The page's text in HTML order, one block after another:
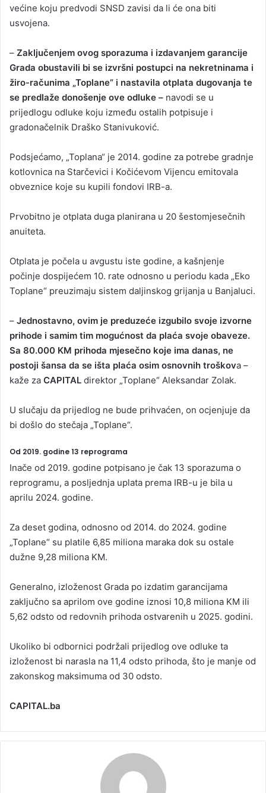
većine koju predvodi SNSD zavisi da li će ona biti
usvojena.
– Zaključenjem ovog sporazuma i izdavanjem garancije
Grada obustavili bi se izvršni postupci na nekretninama i
žiro-računima „Toplane” i nastavila otplata dugovanja te
se predlaže donošenje ove odluke – navodi se u
prijedlogu odluke koju između ostalih potpisuje i
gradonačelnik Draško Stanivuković.
Podsjećamo, „Toplana“ je 2014. godine za potrebe gradnje
kotlovnica na Starčevici i Kočićevom Vijencu emitovala
obveznice koje su kupili fondovi IRB-a.
Prvobitno je otplata duga planirana u 20 šestomjesečnih
anuiteta.
Otplata je počela u avgustu iste godine, a kašnjenje
počinje dospijećem 10. rate odnosno u periodu kada „Eko
Toplane“ preuzimaju sistem daljinskog grijanja u Banjaluci.
– Jednostavno, ovim je preduzeće izgubilo svoje izvorne
prihode i samim tim mogućnost da plaća svoje obaveze.
Sa 80.000 KM prihoda mjesečno koje ima danas, ne
postoji šansa da se išta plaća osim osnovnih troškova –
kaže za CAPITAL direktor „Toplane“ Aleksandar Zolak.
U slučaju da prijedlog ne bude prihvaćen, on ocjenjuje da
bi došlo do stečaja „Toplane“.
Od 2019. godine 13 reprograma
Inače od 2019. godine potpisano je čak 13 sporazuma o
reprogramu, a posljednja uplata prema IRB-u je bila u
aprilu 2024. godine.
Za deset godina, odnosno od 2014. do 2024. godine
„Toplane“ su platile 6,85 miliona maraka dok su ostale
dužne 9,28 miliona KM.
Generalno, izloženost Grada po izdatim garancijama
zaključno sa aprilom ove godine iznosi 10,8 miliona KM ili
5,62 odsto od redovnih prihoda ostvarenih u 2025. godini.
Ukoliko bi odbornici podržali prijedlog ove odluke ta
izloženost bi narasla na 11,4 odsto prihoda, što je manje od
zakonskog maksimuma od 30 odsto.
CAPITAL.ba